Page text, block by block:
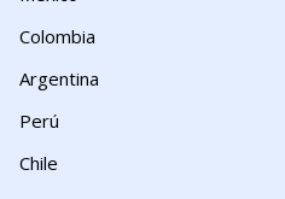
Colombia
Argentina
Perú
Chile